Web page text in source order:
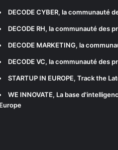
DECODE CYBER, la communauté
DECODE RH, la communauté des
DECODE MARKETING, la
DECODE VC, la communauté des
STARTUP IN EUROPE, Track the
WE INNOVATE, La base
Europe